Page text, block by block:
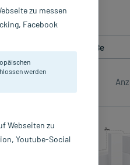
Packungsgröße
zu messen
Facebook
werden
Webseiten zu
Youtube-Social